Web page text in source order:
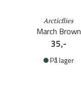
Arcticflies
March Brown
35,-
På lager